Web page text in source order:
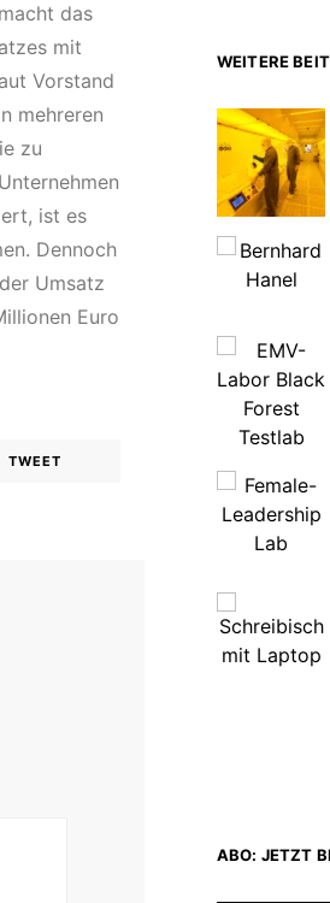
das
mit
Vorstand
mehreren
zu
ist es
Dennoch
Umsatz
Euro
TWEET
WEITERE
ABO: JETZT